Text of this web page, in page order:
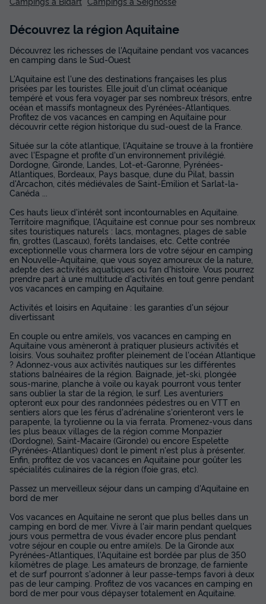
Découvrez la région Aquitaine
Découvrez les richesses de l'Aquitaine pendant vos vacances
en camping dans le Sud-Ouest
L'Aquitaine est l'une des destinations françaises les plus
prisées par les touristes. Elle jouit d'un climat océanique
tempéré et vous fera voyager par ses nombreux trésors, entre
océan et massifs montagneux des Pyrénées-Atlantiques.
Profitez de vos vacances en camping en Aquitaine pour
découvrir cette région historique du sud-ouest de la France.
Située sur la côte atlantique, l'Aquitaine se trouve à la frontière
avec l'Espagne et profite d'un environnement privilégié.
Dordogne, Gironde, Landes, Lot-et-Garonne, Pyrénées-
Atlantiques, Bordeaux, Pays basque, dune du Pilat, bassin
d'Arcachon, cités médiévales de Saint-Émilion et Sarlat-la-
Canéda ...
Ces hauts lieux d'intérêt sont incontournables en Aquitaine.
Territoire magnifique, l'Aquitaine est connue pour ses nombreux
sites touristiques naturels : lacs, montagnes, plages de sable
fin, grottes (Lascaux), forêts landaises, etc. Cette contrée
exceptionnelle vous charmera lors de votre séjour en camping
en Nouvelle-Aquitaine, que vous soyez amoureux de la nature,
adepte des activités aquatiques ou fan d'histoire. Vous pourrez
prendre part à une multitude d'activités en tout genre pendant
vos vacances en camping en Aquitaine.
Activités et loisirs en Aquitaine : les garanties d'un séjour
divertissant
En couple ou entre ami(e)s, vos vacances en camping en
Aquitaine vous amèneront à pratiquer plusieurs activités et
loisirs. Vous souhaitez profiter pleinement de l'océan Atlantique
? Adonnez-vous aux activités nautiques sur les différentes
stations balnéaires de la région. Baignade, jet-ski, plongée
sous-marine, planche à voile ou kayak pourront vous tenter
sans oublier la star de la région, le surf. Les aventuriers
opteront eux pour des randonnées pédestres ou en VTT en
sentiers alors que les férus d'adrénaline s'orienteront vers le
parapente, la tyrolienne ou la via ferrata. Promenez-vous dans
les plus beaux villages de la région comme Monpazier
(Dordogne), Saint-Macaire (Gironde) ou encore Espelette
(Pyrénées-Atlantiques) dont le piment n'est plus à présenter.
Enfin, profitez de vos vacances en Aquitaine pour goûter les
spécialités culinaires de la région (foie gras, etc).
Passez un merveilleux séjour dans un camping d'Aquitaine en
bord de mer
Vos vacances en Aquitaine ne seront que plus belles dans un
camping en bord de mer. Vivre à l'air marin pendant quelques
jours vous permettra de vous évader encore plus pendant
votre séjour en couple ou entre ami(e)s. De la Gironde aux
Pyrénées-Atlantiques, l'Aquitaine est bordée par plus de 350
kilomètres de plage. Les amateurs de bronzage, de farniente
et de surf pourront s'adonner à leur passe-temps favori à deux
pas de leur camping. Profitez de vos vacances en camping en
bord de mer pour vous dépayser totalement en Aquitaine.